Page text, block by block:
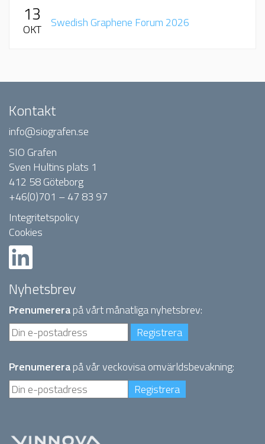
13
OKT Swedish Graphene Forum 2026
Kontakt
info@siografen.se
SIO Grafen
Sven Hultins plats 1
412 58 Göteborg
+46(0)701 – 47 83 97
Integritetspolicy
Cookies
Nyhetsbrev
Prenumererapå vårt månatliga nyhetsbrev:
Prenumererapå vår veckovisa omvärldsbevakning: